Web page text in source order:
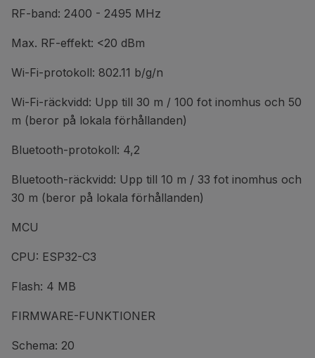
RF-band: 2400 - 2495 MHz
Max. RF-effekt: <20 dBm
Wi-Fi-protokoll: 802.11 b/g/n
Wi-Fi-räckvidd: Upp till 30 m / 100 fot inomhus och 50
m (beror på lokala förhållanden)
Bluetooth-protokoll: 4,2
Bluetooth-räckvidd: Upp till 10 m / 33 fot inomhus och
30 m (beror på lokala förhållanden)
MCU
CPU: ESP32-C3
Flash: 4 MB
FIRMWARE-FUNKTIONER
Schema: 20